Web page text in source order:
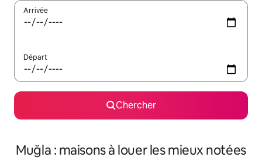
Arrivée
Départ
Chercher
Muğla : maisons à louer les mieux notées